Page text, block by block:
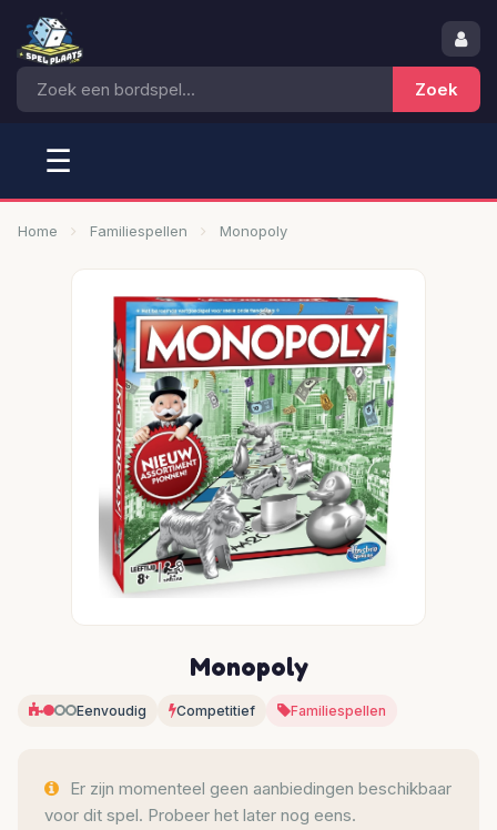
☰
Home Familiespellen Monopoly
Monopoly
Eenvoudig Competitief Familiespellen
Er zijn momenteel geen aanbiedingen beschikbaar
voor dit spel. Probeer het later nog eens.